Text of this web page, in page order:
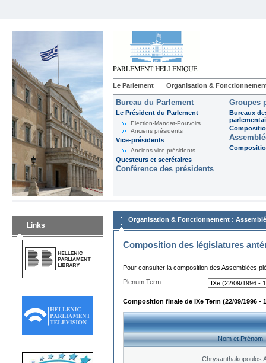
Le Parlement Organisation &
Bureau du Parlement
Le Président du Parlement
Election-Mandat-Pouvoirs
Anciens présidents
Vice-présidents
Anciens vice-présidents
Questeurs et secrétaires
Conférence des présidents
Groupes
Bureaux
Links
Organisation & Fonctionnement :
Composition des législatures
Pour consulter la composition des Assemblées
Plenum Term:
Composition finale de IXe Term (22/09/1996 -
Nom et Prénom
Chrysanthakopoulos